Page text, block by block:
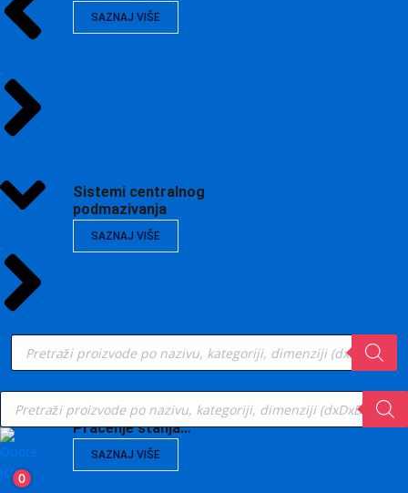
SAZNAJ VIŠE
Sistemi centralnog
podmazivanja
SAZNAJ VIŠE
Vibrodijagnostika,
Praćenje stanja…
SAZNAJ VIŠE
Products
search
Products
search
0